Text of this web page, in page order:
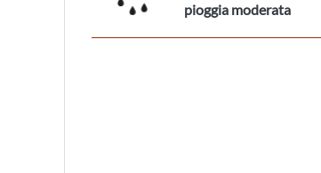
pioggia moderata